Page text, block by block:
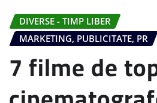
DIVERSE - TIMP LIBER
MARKETING, PUBLICITATE, PR
7 filme de